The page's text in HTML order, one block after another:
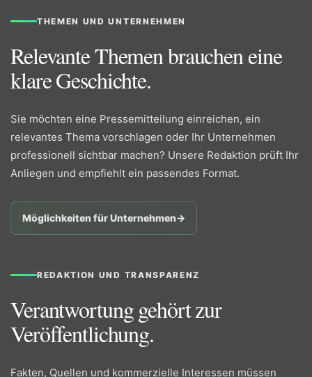
THEMEN UND UNTERNEHMEN
Relevante Themen brauchen eine
klare Geschichte.
Sie möchten eine Pressemitteilung einreichen, ein
relevantes Thema vorschlagen oder Ihr Unternehmen
professionell sichtbar machen? Unsere Redaktion prüft Ihr
Anliegen und empfiehlt ein passendes Format.
Möglichkeiten für Unternehmen→
REDAKTION UND TRANSPARENZ
Verantwortung gehört zur
Veröffentlichung.
Fakten, Quellen und kommerzielle Interessen müssen